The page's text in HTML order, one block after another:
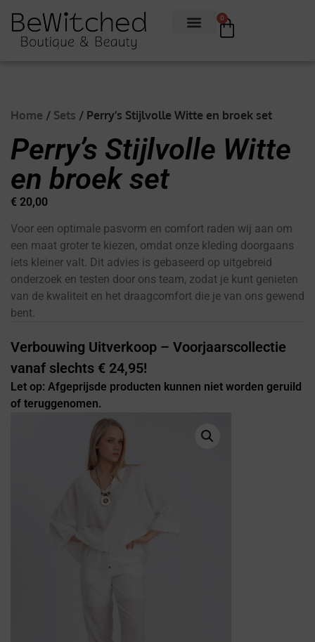
0
Home / Sets / Perry’s Stijlvolle Witte en broek set
Perry’s Stijlvolle Witte
en broek set
€ 20,00
Voor een optimale pasvorm en comfort raden wij aan om
een maat groter te kiezen, omdat onze kleding doorgaans
iets kleiner valt. Dit advies is gebaseerd op uitgebreid
onderzoek en testen door ons team, zodat je kunt genieten
van de kwaliteit en het draagcomfort die je van ons gewend
bent.
Verbouwing Uitverkoop – Voorjaarscollectie
vanaf slechts € 24,95!
Let op: Afgeprijsde producten kunnen niet worden geruild
of teruggenomen.